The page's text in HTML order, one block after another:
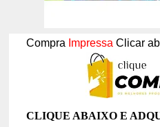
Compra Impressa Clicar
CLIQUE ABAIXO E